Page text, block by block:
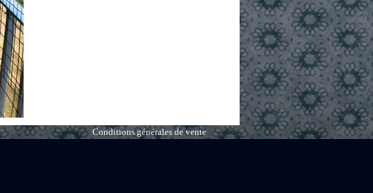
Conditions générales de vente